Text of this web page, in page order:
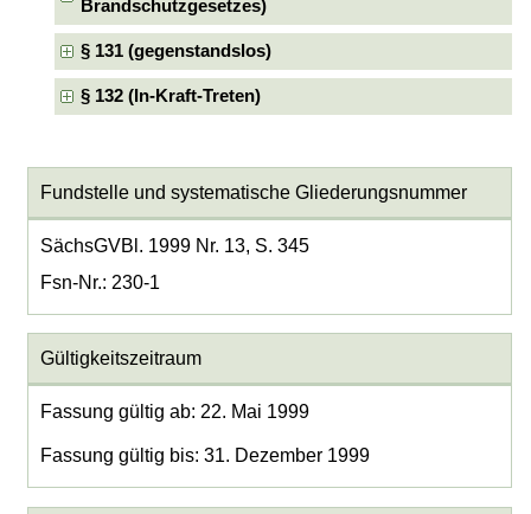
Brandschutzgesetzes)
§ 131 (gegenstandslos)
§ 132 (In-Kraft-Treten)
Fundstelle und systematische Gliederungsnummer
SächsGVBl. 1999 Nr. 13, S. 345
Fsn-Nr.: 230-1
Gültigkeitszeitraum
Fassung gültig ab: 22. Mai 1999
Fassung gültig bis: 31. Dezember 1999